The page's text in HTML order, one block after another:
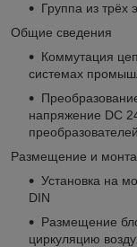
Группа из трёх
Общие сведения
Коммутация
системах
напряжение DC
Размещение и
Установка на
DIN
Раз­ме­ще­ние
цир­ку­ля­цию